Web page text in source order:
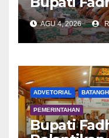
Syukuran
Terusan
AGU 4, 2026
ADVETORIAL
PEMERINTAHAN
Bupati